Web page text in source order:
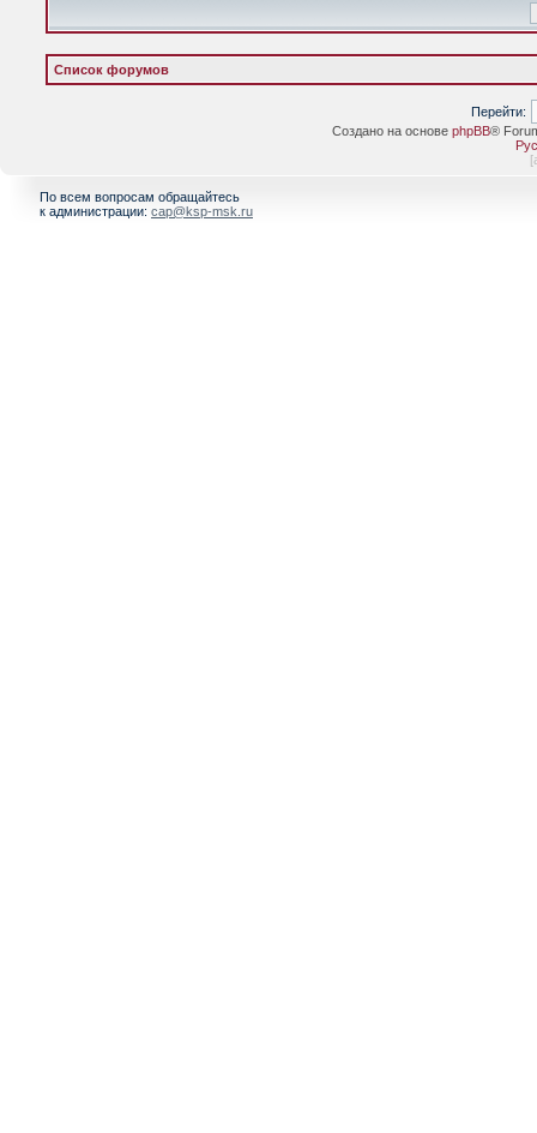
Список форумов
Перейти:
Создано на основе phpBB®
[
По всем вопросам обращайтесь
к администрации: cap@ksp-msk.ru